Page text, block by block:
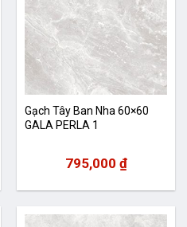
Gạch Tây Ban Nha 60×60
GALA PERLA 1
795,000 ₫